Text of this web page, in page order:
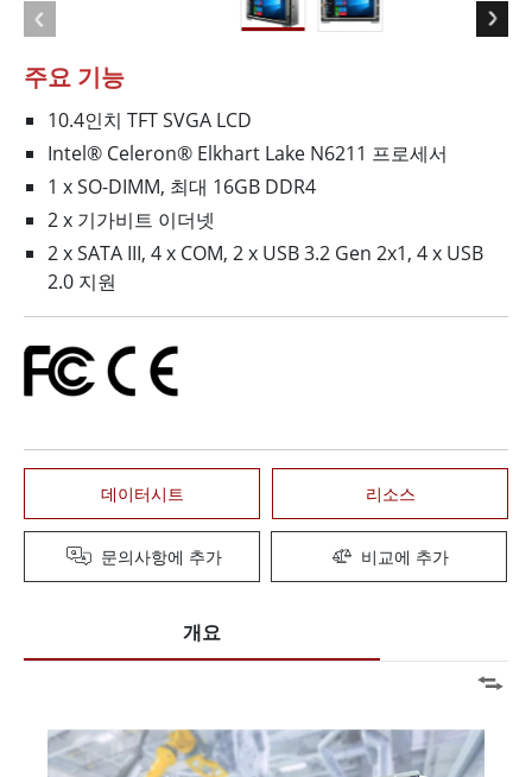
주요 기능
10.4인치 TFT SVGA LCD
Intel® Celeron® Elkhart Lake N6211 프로세서
1 x SO-DIMM, 최대 16GB DDR4
2 x 기가비트 이더넷
2 x SATA III, 4 x COM, 2 x USB 3.2 Gen 2x1, 4 x USB
2.0 지원
데이터시트 리소스
문의사항에 추가 비교에 추가
개요